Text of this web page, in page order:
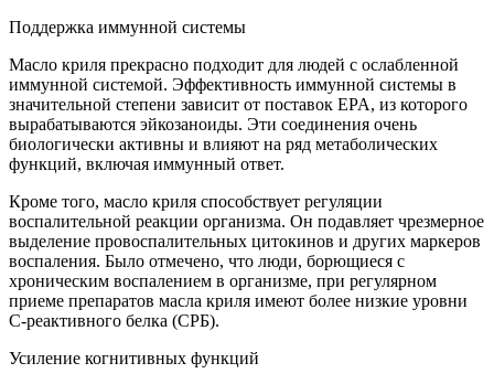
Поддержка иммунной системы
Масло криля прекрасно подходит для людей с ослабленной
иммунной системой. Эффективность иммунной системы в
значительной степени зависит от поставок EPA, из которого
вырабатываются эйкозаноиды. Эти соединения очень
биологически активны и влияют на ряд метаболических
функций, включая иммунный ответ.
Кроме того, масло криля способствует регуляции
воспалительной реакции организма. Он подавляет чрезмерное
выделение провоспалительных цитокинов и других маркеров
воспаления. Было отмечено, что люди, борющиеся с
хроническим воспалением в организме, при регулярном
приеме препаратов масла криля имеют более низкие уровни
С-реактивного белка (СРБ).
Усиление когнитивных функций